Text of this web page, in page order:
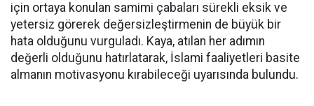
için ortaya konulan samimi çabaları sürekli eksik ve
yetersiz görerek değersizleştirmenin de büyük bir
hata olduğunu vurguladı. Kaya, atılan her adımın
değerli olduğunu hatırlatarak, İslami faaliyetleri basite
almanın motivasyonu kırabileceği uyarısında bulundu.